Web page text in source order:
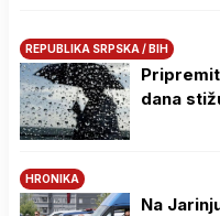
REPUBLIKA SRPSKA / BIH
dana
HRONIKA
Na